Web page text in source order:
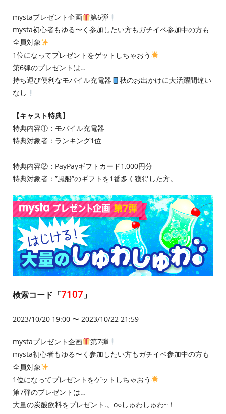
mystaプレゼント企画
第6弾
mysta初心者もゆる〜く参加したい方もガチイベ参加中の方も
全員対象
1位になってプレゼントをゲットしちゃおう
第6弾のプレゼントは…
持ち運び便利なモバイル充電器
秋のお出かけに大活躍間違い
なし
【キャスト特典】
特典内容①：モバイル充電器
特典対象者：ランキング1位
特典内容②：PayPayギフトカード1,000円分
特典対象者：”風船”のギフトを1番多く獲得した方。
検索コード「7107 」
2023/10/20 19:00 〜 2023/10/22 21:59
mystaプレゼント企画
第7弾
mysta初心者もゆる〜く参加したい方もガチイベ参加中の方も
全員対象
1位になってプレゼントをゲットしちゃおう
第7弾のプレゼントは…
大量の炭酸飲料をプレゼント.。o○しゅわしゅわ~！